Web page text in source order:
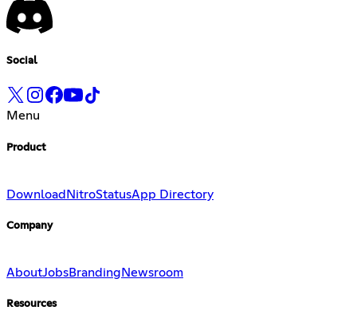
Social
Menu
Product
Download NitroStatusApp Directory
Company
AboutJobsBranding Newsroom
Resources